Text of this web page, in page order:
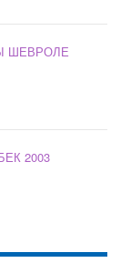
ШЕВРОЛЕ
2003